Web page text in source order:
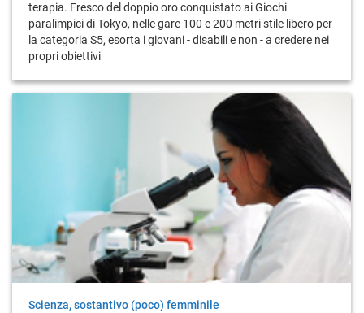
terapia. Fresco del doppio oro conquistato ai Giochi
paralimpici di Tokyo, nelle gare 100 e 200 metri stile libero per
la categoria S5, esorta i giovani - disabili e non - a credere nei
propri obiettivi
Scienza, sostantivo (poco) femminile